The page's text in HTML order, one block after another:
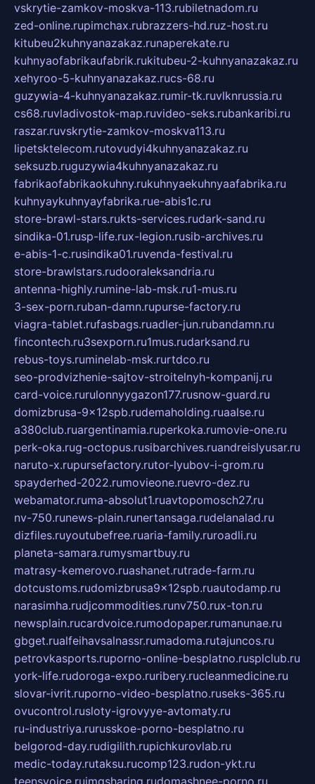
vskrytie-zamkov-moskva-113.rubiletnadom.ru
zed-online.rupimchax.rubrazzers-hd.ruz-host.ru
kitubeu2kuhnyanazakaz.runaperekate.ru
kuhnyaofabrikaufabrik.rukitubeu-2-kuhnyanazakaz.ru
xehyroo-5-kuhnyanazakaz.rucs-68.ru
guzywia-4-kuhnyanazakaz.rumir-tk.ruvlknrussia.ru
cs68.ruvladivostok-map.ruvideo-seks.rubankaribi.ru
raszar.ruvskrytie-zamkov-moskva113.ru
lipetsktelecom.rutovudyi4kuhnyanazakaz.ru
seksuzb.ruguzywia4kuhnyanazakaz.ru
fabrikaofabrikaokuhny.rukuhnyaekuhnyaafabrika.ru
kuhnyaykuhnyayfabrika.rue-abis1c.ru
store-brawl-stars.rukts-services.rudark-sand.ru
sindika-01.rusp-life.rux-legion.rusib-archives.ru
e-abis-1-c.rusindika01.ruvenda-festival.ru
store-brawlstars.rudooraleksandria.ru
antenna-highly.rumine-lab-msk.ru1-mus.ru
3-sex-porn.ruban-damn.rupurse-factory.ru
viagra-tablet.rufasbags.ruadler-jun.rubandamn.ru
fincontech.ru3sexporn.ru1mus.rudarksand.ru
rebus-toys.ruminelab-msk.rurtdco.ru
seo-prodvizhenie-sajtov-stroitelnyh-kompanij.ru
card-voice.rurulonnyygazon177.rusnow-guard.ru
domizbrusa-9x12spb.rudemaholding.ruaalse.ru
a380club.ruargentinamia.ruperkoka.rumovie-one.ru
perk-oka.rug-octopus.rusibarchives.ruandreislyusar.ru
naruto-x.rupursefactory.rutor-lyubov-i-grom.ru
spayderhed-2022.rumovieone.ruevro-dez.ru
webamator.ruma-absolut1.ruavtopomosch27.ru
nv-750.runews-plain.runertansaga.rudelanalad.ru
dizfiles.ruyoutubefree.ruaria-family.ruroadli.ru
planeta-samara.rumysmartbuy.ru
matrasy-kemerovo.ruashanet.rutrade-farm.ru
dotcustoms.rudomizbrusa9x12spb.ruautodamp.ru
narasimha.rudjcommodities.runv750.rux-ton.ru
newsplain.rucardvoice.rumodopaper.rumanunae.ru
gbget.rualfeihavsalnassr.rumadoma.rutajuncos.ru
petrovkasports.ruporno-online-besplatno.rusplclub.ru
york-life.rudoroga-expo.ruribery.rucleanmedicine.ru
slovar-ivrit.ruporno-video-besplatno.ruseks-365.ru
ovucontrol.rusloty-igrovyye-avtomaty.ru
ru-industriya.rurusskoe-porno-besplatno.ru
belgorod-day.rudigilith.rupichkurovlab.ru
medic-today.rutaksu.rucomp123.rudon-ykt.ru